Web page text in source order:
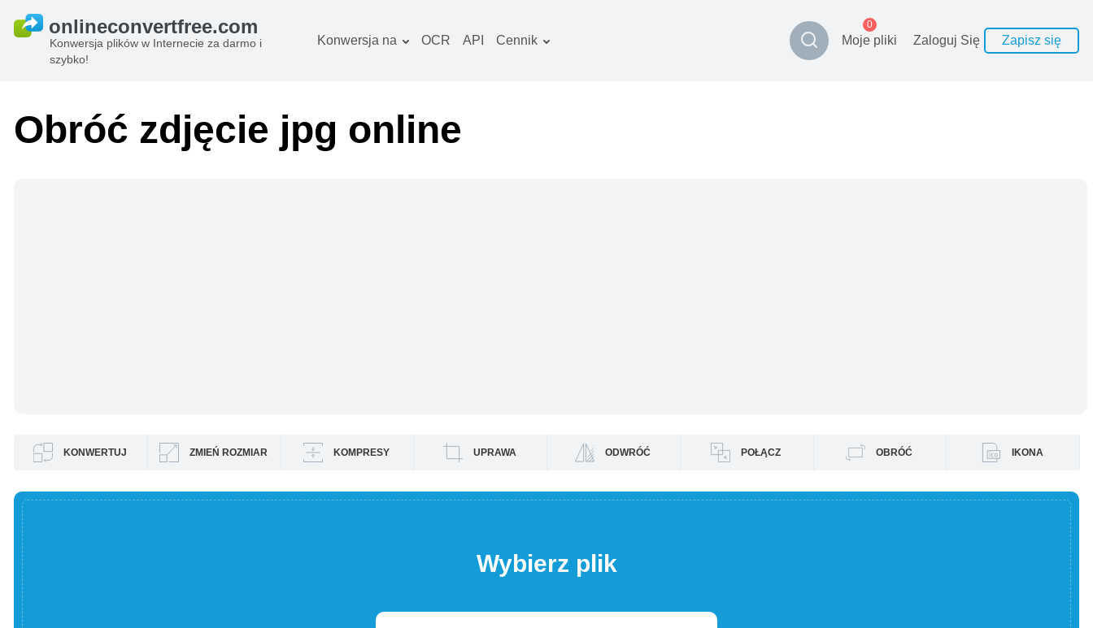
Konwersja plików w Internecie za darmo i
szybko!
Konwersja na
Pliki audio konwerter
OCR API Cennik Moje pliki
0
Zaloguj Się Zapisz się
Obróć zdjęcie jpg online
KONWERTUJ ZMIEŃ ROZMIAR KOMPRESY UPRAWA ODWRÓĆ POŁĄCZ OBRÓĆ IKONA
Wybierz plik